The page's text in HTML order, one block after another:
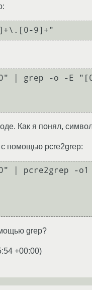
| grep -o -E
Как я понял,
с помощью pcre2grep:
| pcre2grep
grep?
+00:00)